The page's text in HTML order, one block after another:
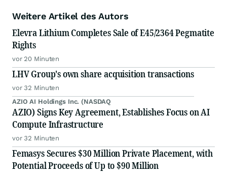
Weitere Artikel des Autors
Elevra Lithium Completes Sale of E45/2364 Pegmatite
Rights
vor 20 Minuten
LHV Group's own share acquisition transactions
vor 32 Minuten
AZIO AI Holdings Inc. (NASDAQ
AZIO) Signs Key Agreement, Establishes Focus on AI
Compute Infrastructure
vor 32 Minuten
Femasys Secures $30 Million Private Placement, with
Potential Proceeds of Up to $90 Million